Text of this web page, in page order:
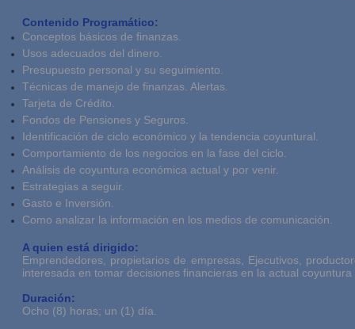
Contenido Programático:
Conceptos básicos de finanzas.
Usos adecuados del dinero.
Presupuesto personal y su seguimiento.
Técnicas de manejo de finanzas. Alertas.
Tarjeta de Crédito.
Fondos de Pensiones y Seguros.
Identificación de ciclo económico y la tendencia coyuntural.
Comportamiento de los negocios en la fase del ciclo.
Análisis de coyuntura económica actual y por venir.
Estrategias a seguir.
Gasto e Inversión.
Como analizar la información en los medios de comunicación.
A quien está dirigido:
Emprendedores, propietarios de empresas, Ejecutivos,
interesada en tomar decisiones financieras en la actual
Duración:
Ocho (8) horas; un (1) día.